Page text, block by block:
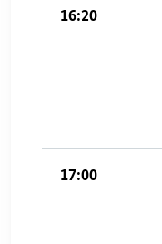
16:20
17:00